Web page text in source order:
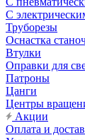
С
Труборезы
Оснастка
Втулки
Оправки для
Патроны
Цанги
Центры
Акции
Оплата и